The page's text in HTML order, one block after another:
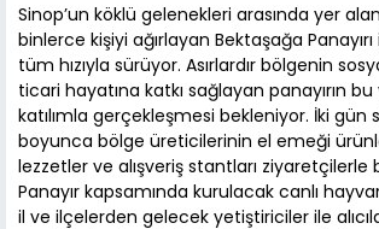
Sinop’un köklü gelenekleri arasında yer
binlerce kişiyi ağırlayan Bektaşağa Panayırı
tüm hızıyla sürüyor. Asırlardır bölgenin
ticari hayatına katkı sağlayan panayırın bu
katılımla gerçekleşmesi bekleniyor. İki gün
boyunca bölge üreticilerinin el emeği
lezzetler ve alışveriş stantları ziyaretçilerle
Panayır kapsamında kurulacak canlı
il ve ilçelerden gelecek yetiştiriciler ile